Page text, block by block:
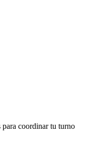
coordinar tu turno